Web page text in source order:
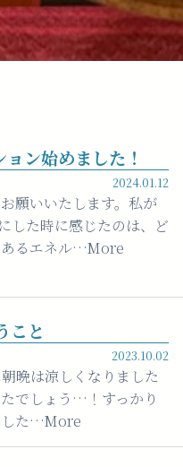
ン始めました！
2024.01.12
願いいたします。私が
した時に感じたのは、ど
あるエネル…More
こと
2023.10.02
晩は涼しくなりました
でしょう…！すっかり
した…More